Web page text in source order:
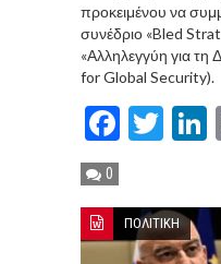
προκειμένου να
συνέδριο «Bled
«Αλληλεγγύη για τη
for Global Security).
0
ΠΟΛΙΤΙΚΗ